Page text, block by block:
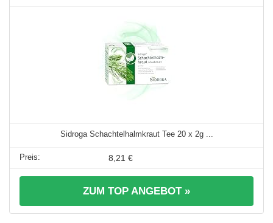
Sidroga Schachtelhalmkraut Tee 20 x 2g ...
8,21 €
ZUM TOP ANGEBOT »